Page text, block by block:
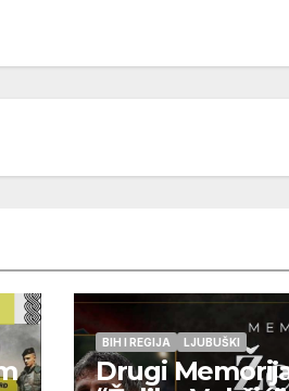
BIH I REGIJA LJUBUŠKI
Drugi